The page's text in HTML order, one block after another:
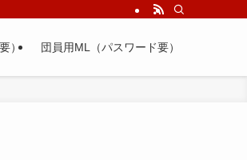
） 団員用ML（パスワード要）